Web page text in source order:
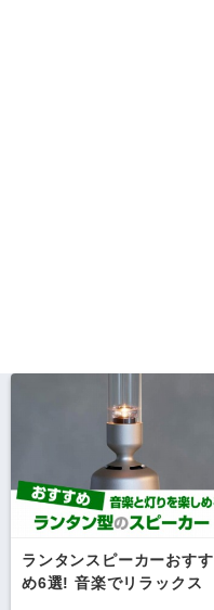
ランタンスピーカーおすす
め6選! 音楽でリラックス